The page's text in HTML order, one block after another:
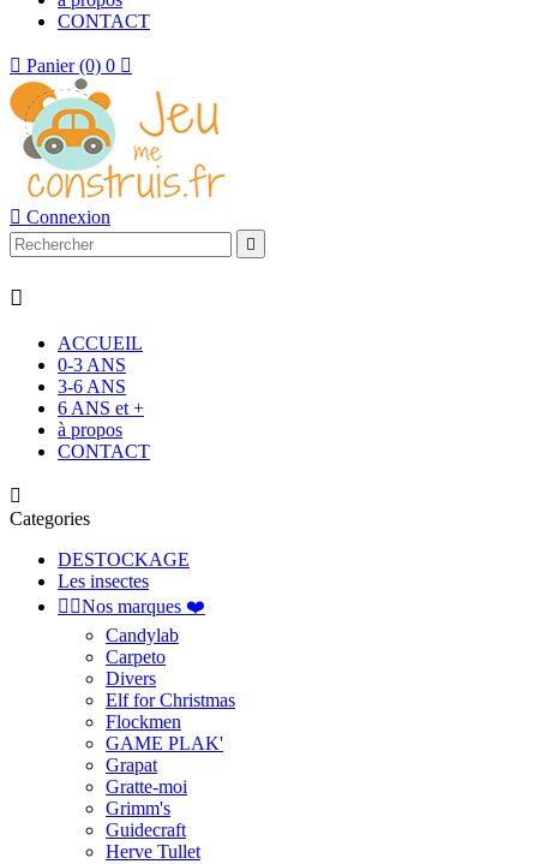
CONTACT
 Panier (0) 0 
 Connexion


ACCUEIL
0-3 ANS
3-6 ANS
6 ANS et +
à propos
CONTACT

Categories
DESTOCKAGE
Les insectes
 Nos marques ❤️
Candylab
Carpeto
Divers
Elf for Christmas
Flockmen
GAME PLAK'
Grapat
Gratte-moi
Grimm's
Guidecraft
Herve Tullet